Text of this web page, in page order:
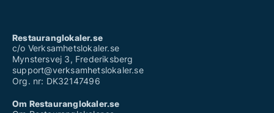
Restauranglokaler.se
c/o Verksamhetslokaler.se
Mynstersvej 3, Frederiksberg
support@verksamhetslokaler.se
Org. nr: DK32147496
Om Restauranglokaler.se